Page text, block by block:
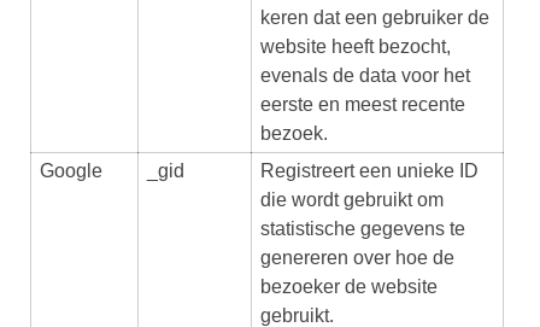
keren dat een gebruiker de
website heeft bezocht,
evenals de data voor het
eerste en meest recente
bezoek.
Google
_gid
Registreert een unieke ID
die wordt gebruikt om
statistische gegevens te
genereren over hoe de
bezoeker de website
gebruikt.